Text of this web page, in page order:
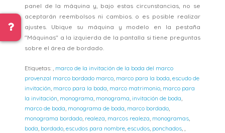
panel de la máquina y, bajo estas circunstancias, no se
aceptarán reembolsos ni cambios. o es posible realizar
ajustes. Ubique su máquina y modelo en la pestaña
"Máquinas" a la izquierda de la pantalla si tiene preguntas
sobre el área de bordado.
Etiquetas:, marco de la invitación de la boda del marco
provenzal marco bordado marco, marco para la boda,escudo de
invitación, marco para la boda, marco matrimonio, marco para
la invitación, monograma, monograma, invitación de boda,
marco de boda, monograma de boda, marco bordado,
monograma bordado, realeza, marcos realeza, monogramas,
boda, bordado,escudos para nombre,escudos, ponchados,,